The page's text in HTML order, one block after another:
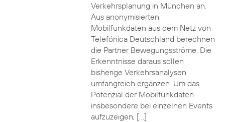
Verkehrsplanung in München an.
Aus anonymisierten
Mobilfunkdaten aus dem Netz von
Telefónica Deutschland berechnen
die Partner Bewegungsströme. Die
Erkenntnisse daraus sollen
bisherige Verkehrsanalysen
umfangreich ergänzen. Um das
Potenzial der Mobilfunkdaten
insbesondere bei einzelnen Events
aufzuzeigen, […]